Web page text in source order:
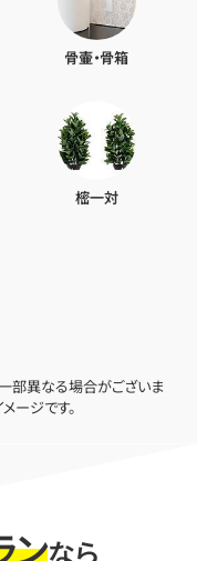
骨壷・骨箱
樒一対
部異なる場合がございま
ージです。
ンなら